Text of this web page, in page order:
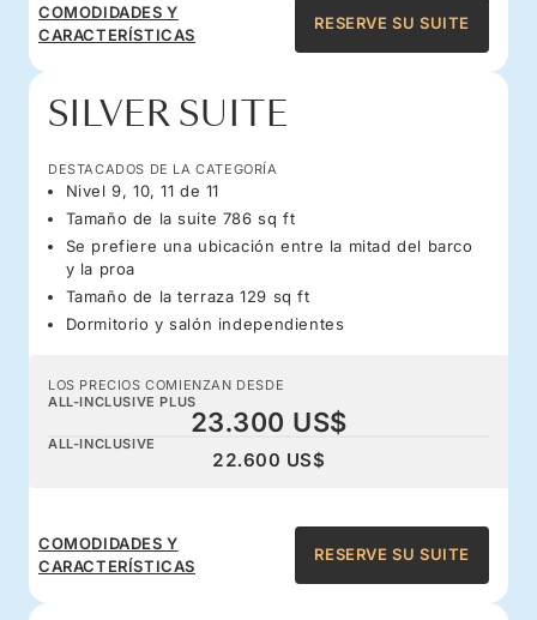
COMODIDADES Y
CARACTERÍSTICAS
RESERVE SU SUITE
SILVER SUITE
DESTACADOS DE LA CATEGORÍA
Nivel 9, 10, 11 de 11
Tamaño de la suite 786 sq ft
Se prefiere una ubicación entre la mitad del barco
y la proa
Tamaño de la terraza 129 sq ft
Dormitorio y salón independientes
LOS PRECIOS COMIENZAN DESDE
ALL-INCLUSIVE PLUS
23.300 US$
ALL-INCLUSIVE
22.600 US$
COMODIDADES Y
CARACTERÍSTICAS
RESERVE SU SUITE